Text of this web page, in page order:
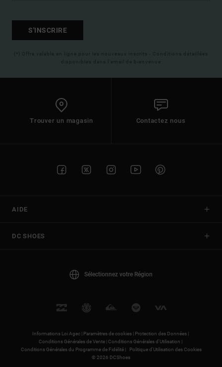
S'INSCRIRE
(*) Offre valable en ligne pour les nouveaux inscrits - Conditions détaillées
disponibles dans l'email de bienvenue
Trouver un magasin Contactez nous
AIDE
DC SHOES
Sélectionnez votre Région
Informations Loi Agec | Paramètres de cookies | Protection des Données |
Conditions Générales de Vente |Conditions Générales d'Utilisation |
Conditions Générales du Programme de Fidélité |
Politique d'Utilisation des Cookies
© 2026 DCShoes